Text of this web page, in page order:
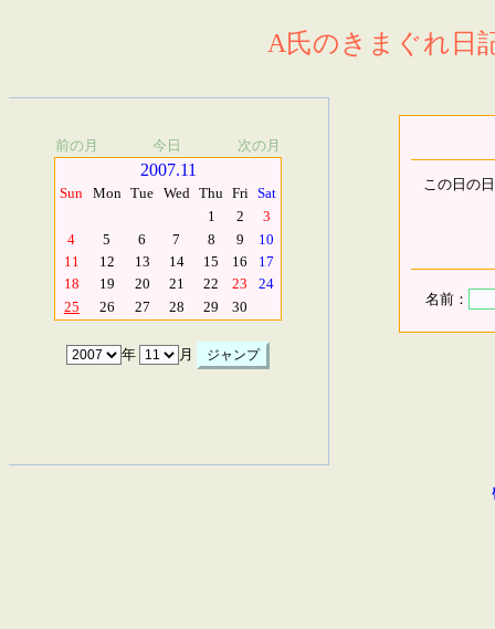
A氏のきまぐれ日
前の月 今日 次の月
2007.11
Sun Mon Tue Wed Thu Fri Sat
1
2
3
4
5 6 7 8 9
10
11
12 13 14 15 16
17
18
19 20 21 22 23
24
25
26 27 28 29 30
年 月
この日の
名前：